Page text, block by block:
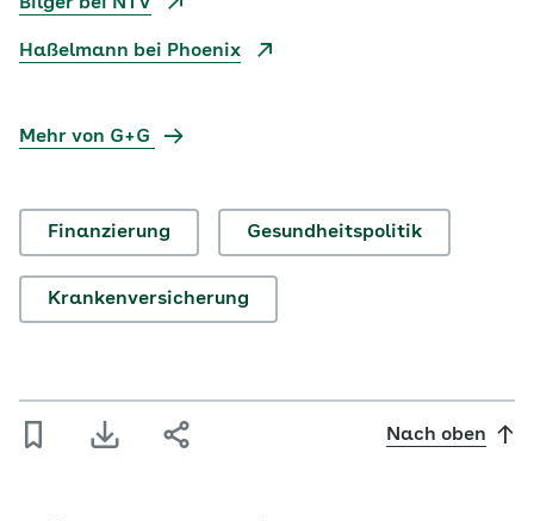
Haßelmann bei Phoenix
Mehr von G+G
Finanzierung Gesundheitspolitik
Krankenversicherung
Nach oben